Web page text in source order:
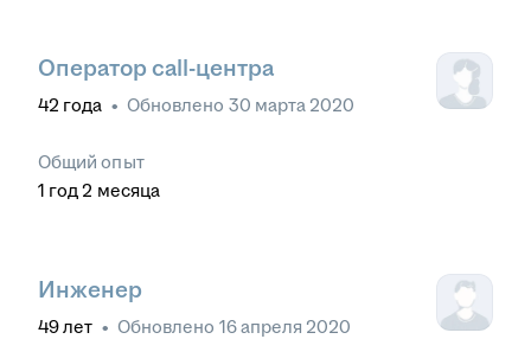
Оператор call-центра
42 года • Обновлено 30 марта 2020
Общий опыт
1 год 2 месяца
Инженер
49лет • Обновлено 16 апреля 2020